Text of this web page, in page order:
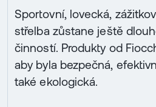
Sportovní, lovecká,
střelba zůstane ještě
činností. Produkty od
aby byla bezpečná,
také ekologická.